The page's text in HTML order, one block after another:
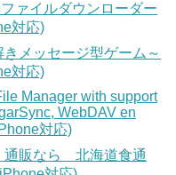
ァイルダウンローダー
対応)
メッセージ型ゲーム～
対応)
Manager with support
WebDAV en
対応)
通販なら 北海道食通